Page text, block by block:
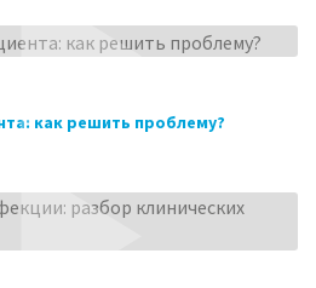
как решить проблему?